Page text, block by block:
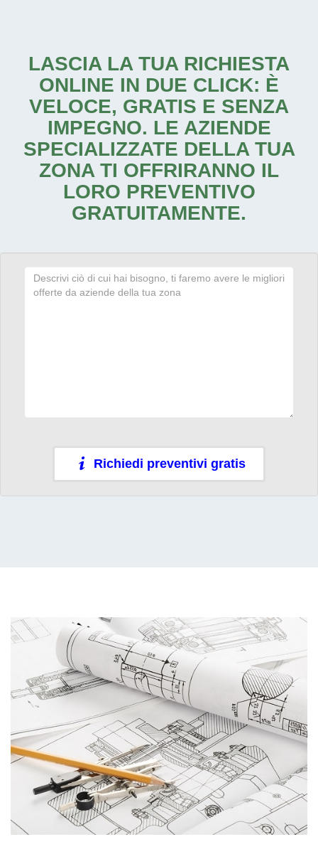
LASCIA LA TUA RICHIESTA
ONLINE IN DUE CLICK: È
VELOCE, GRATIS E SENZA
IMPEGNO. LE AZIENDE
SPECIALIZZATE DELLA TUA
ZONA TI OFFRIRANNO IL
LORO PREVENTIVO
GRATUITAMENTE.
Richiedi preventivi gratis